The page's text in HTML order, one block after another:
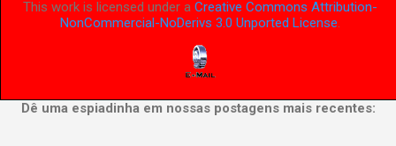
This work is licensed under aCreative Commons Attribution-
NonCommercial-NoDerivs 3.0 Unported License.
Dê uma espiadinha em nossas postagens mais recentes: